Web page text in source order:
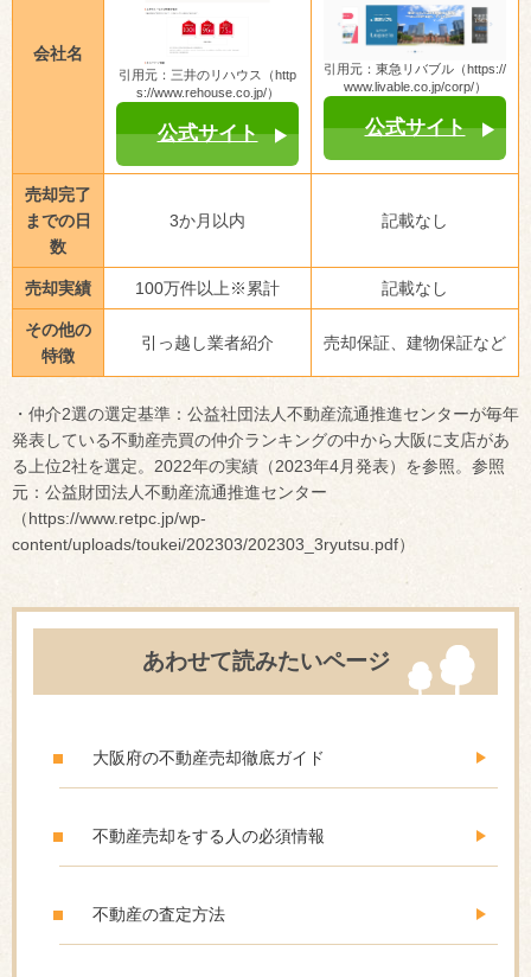
会社名
引用元：三井のリハウス（http
s://www.rehouse.co.jp/）
公式サイト
引用元：東急リバブル（https://
www.livable.co.jp/corp/）
公式サイト
売却完了
までの日
数
3か月以内 記載なし
売却実績 100万件以上※累計 記載なし
その他の
特徴
引っ越し業者紹介 売却保証、建物保証など
・仲介2選の選定基準：公益社団法人不動産流通推進センターが毎年
発表している不動産売買の仲介ランキングの中から大阪に支店があ
る上位2社を選定。2022年の実績（2023年4月発表）を参照。参照
元：公益財団法人不動産流通推進センター
（https://www.retpc.jp/wp-
content/uploads/toukei/202303/202303_3ryutsu.pdf）
あわせて読みたいページ
大阪府の不動産売却徹底ガイド
不動産売却をする人の必須情報
不動産の査定方法